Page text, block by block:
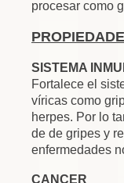
procesar como
SISTEMA
Fortalece el
víricas como
herpes. Por lo
de de gripes y
enfermedades
CANCER